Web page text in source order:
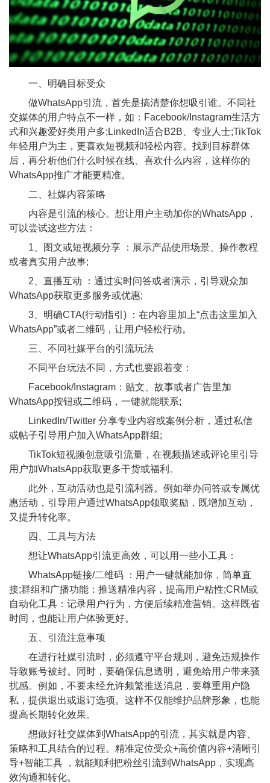
一、明确目标受众
做WhatsApp引流，首先是搞清楚你想吸引谁。不同社
交媒体的用户特点不一样，如：Facebook/Instagram生活方
式和兴趣爱好类用户多;LinkedIn适合B2B、专业人士;TikTok
年轻用户为主，更喜欢短视频和轻松内容。找到目标群体
后，再分析他们什么时候在线、喜欢什么内容，这样你的
WhatsApp推广才能更精准。
二、社媒内容策略
内容是引流的核心。想让用户主动加你的WhatsApp，
可以尝试这些方法：
1、图文或短视频分享 ：展示产品使用场景、操作教程
或者真实用户故事;
2、直播互动 ：通过实时问答或者演示，引导观众加
WhatsApp获取更多服务或优惠;
3、明确CTA(行动指引) ：在内容里加上“点击这里加入
WhatsApp”或者二维码，让用户轻松行动。
三、不同社媒平台的引流玩法
不同平台玩法不同，方式也要跟着变：
Facebook/Instagram：贴文、故事或者广告里加
WhatsApp按钮或二维码，一键就能联系;
LinkedIn/Twitter 分享专业内容或案例分析，通过私信
或帖子引导用户加入WhatsApp群组;
TikTok短视频创意吸引流量，在视频描述或评论里引导
用户加WhatsApp获取更多干货或福利。
此外，互动活动也是引流利器。例如举办问答或专属优
惠活动，引导用户通过WhatsApp领取奖励，既增加互动，
又提升转化率。
四、工具与方法
想让WhatsApp引流更高效，可以用一些小工具：
WhatsApp链接/二维码 ：用户一键就能加你，简单直
接;群组和广播功能：推送精准内容，提高用户粘性;CRM或
自动化工具：记录用户行为，方便后续精准营销。这样既省
时间，也能让用户体验更好。
五、引流注意事项
在进行社媒引流时，必须遵守平台规则，避免违规操作
导致账号被封。同时，要确保信息透明，避免给用户带来骚
扰感。例如，不要未经允许频繁推送消息，要尊重用户隐
私，提供退出或退订选项。这样不仅能维护品牌形象，也能
提高长期转化效果。
想做好社交媒体到WhatsApp的引流，其实就是内容、
策略和工具结合的过程。精准定位受众+高价值内容+清晰引
导+智能工具 ，就能顺利把粉丝引流到WhatsApp，实现高
效沟通和转化。